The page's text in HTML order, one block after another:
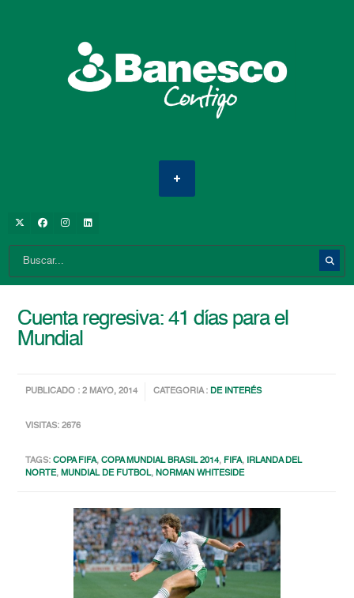
Cuenta regresiva: 41 días para el
Mundial
PUBLICADO : 2 MAYO, 2014 CATEGORIA :DE INTERÉS
VISITAS: 2676
TAGS:COPA FIFA,COPA MUNDIAL BRASIL 2014, FIFA, IRLANDA DEL
NORTE,MUNDIAL DE FUTBOL,NORMAN WHITESIDE